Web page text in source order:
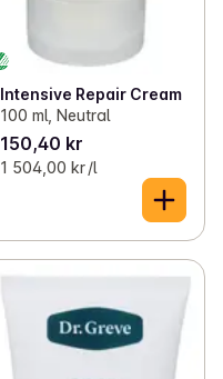
Intensive Repair Cream
100 ml, Neutral
150,40 kr
1 504,00 kr /l